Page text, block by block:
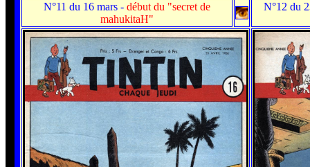
N°11 du 16 mars - début du "secret de
mahukitaH"
N°12 du